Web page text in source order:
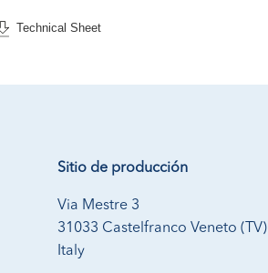
Technical Sheet
Sitio de producción
Via Mestre 3
31033 Castelfranco Veneto (TV)
Italy